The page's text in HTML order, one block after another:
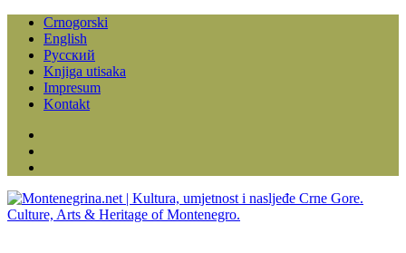
Crnogorski
English
Русский
Knjiga utisaka
Impresum
Kontakt